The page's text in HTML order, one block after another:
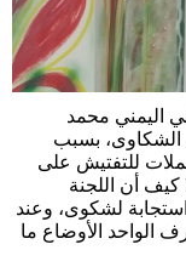
اليمني محمد
الشكاوى، بسبب
للتفتيش على
كيف أن اللجنة
لشكوى، وعند
الواحد الأوضاع ما